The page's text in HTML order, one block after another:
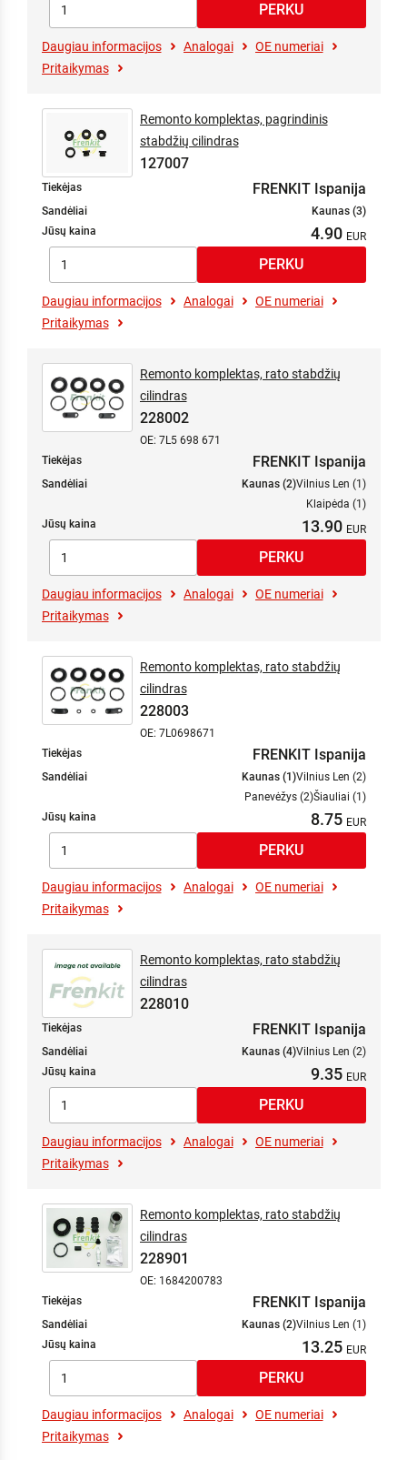
Daugiau informacijos Analogai
OE numeriai
Pritaikymas
Remonto komplektas, pagrindinis
stabdžių cilindras
127007
Tiekėjas FRENKIT Ispanija
Sandėliai
Kaunas (3)
Jūsų kaina
4.90
Daugiau informacijos Analogai
OE numeriai
Pritaikymas
Remonto komplektas, rato stabdžių
cilindras
228002
OE: 7L5 698 671
Tiekėjas
FRENKIT Ispanija
Sandėliai Kaunas (2)Vilnius Len (1)
Klaipėda (1)
Jūsų kaina
13.90
Daugiau informacijos Analogai
OE numeriai
Pritaikymas
Remonto komplektas, rato stabdžių
cilindras
228003
OE: 7L0698671
Tiekėjas
FRENKIT Ispanija
Sandėliai Kaunas (1)Vilnius Len (2)
Panevėžys (2)Šiauliai (1)
Jūsų kaina
8.75
Daugiau informacijos Analogai
OE numeriai
Pritaikymas
Remonto komplektas, rato stabdžių
cilindras
228010
Tiekėjas FRENKIT Ispanija
Sandėliai Kaunas (4)Vilnius Len (2)
Jūsų kaina
9.35
Daugiau informacijos Analogai
OE numeriai
Pritaikymas
Remonto komplektas, rato stabdžių
cilindras
228901
OE: 1684200783
Tiekėjas
FRENKIT Ispanija
Sandėliai Kaunas (2)Vilnius Len (1)
Jūsų kaina
13.25
Daugiau informacijos Analogai
OE numeriai
Pritaikymas